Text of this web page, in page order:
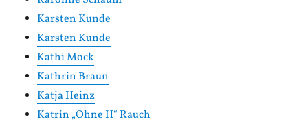
Karsten Kunde
Karsten Kunde
Kathi Mock
Kathrin Braun
Katja Heinz
Katrin „Ohne H“ Rauch